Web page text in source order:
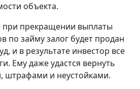
объекта.
при прекращении выплаты
по займу залог будет продан
и в результате инвестор все
Ему даже удастся вернуть
штрафами и неустойками.